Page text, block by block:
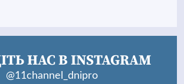
НАС В INSTAGRAM
@11channel_dnipro